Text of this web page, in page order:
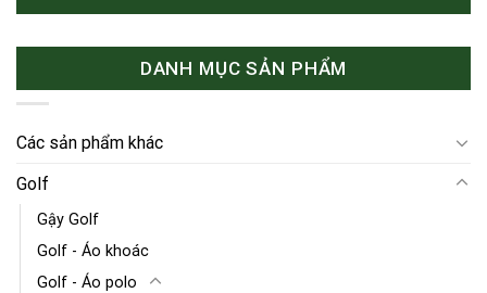
DANH MỤC SẢN PHẨM
Các sản phẩm khác
Golf
Gậy Golf
Golf - Áo khoác
Golf - Áo polo